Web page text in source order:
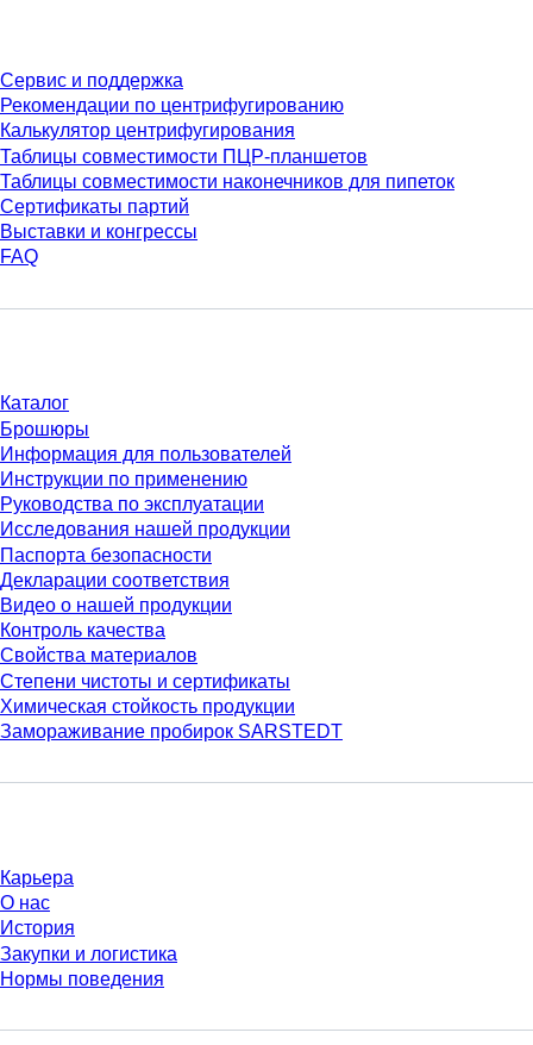
Сервис и поддержка
Рекомендации по центрифугированию
Калькулятор центрифугирования
Таблицы совместимости ПЦР-планшетов
Таблицы совместимости наконечников для пипеток
Сертификаты партий
Выставки и конгрессы
FAQ
Каталог
Брошюры
Информация для пользователей
Инструкции по применению
Руководства по эксплуатации
Исследования нашей продукции
Паспорта безопасности
Декларации соответствия
Видео о нашей продукции
Контроль качества
Свойства материалов
Степени чистоты и сертификаты
Химическая стойкость продукции
Замораживание пробирок SARSTEDT
Карьера
О нас
История
Закупки и логистика
Нормы поведения